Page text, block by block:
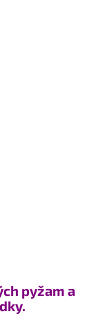
pyžam a